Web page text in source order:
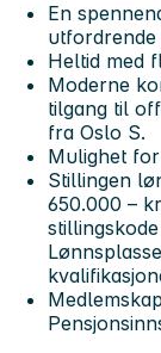
En
utfordrende
Heltid med
Moderne
tilgang til
fra Oslo S.
Mulighet
Stillingen
650.000 –